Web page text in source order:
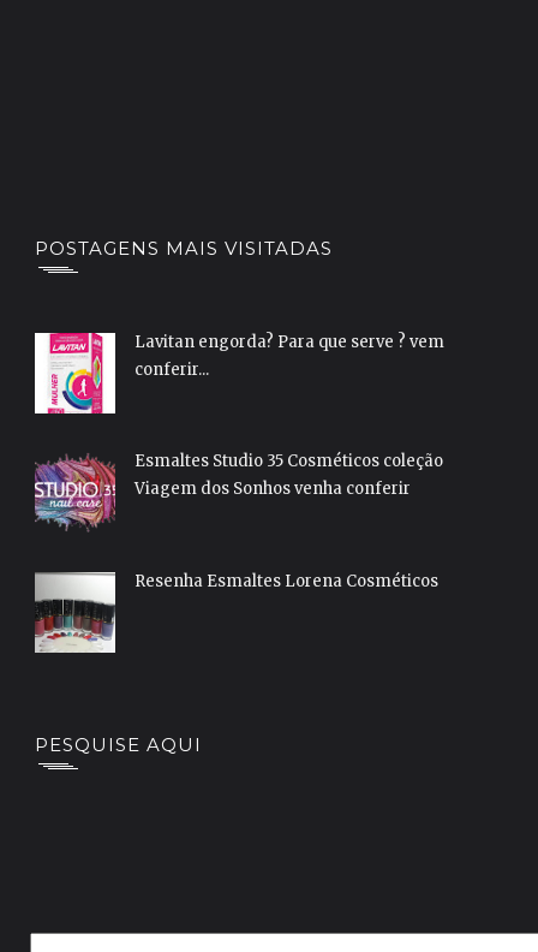
POSTAGENS MAIS VISITADAS
Lavitan engorda? Para que serve ? vem
conferir...
Esmaltes Studio 35 Cosméticos coleção
Viagem dos Sonhos venha conferir
Resenha Esmaltes Lorena Cosméticos
PESQUISE AQUI